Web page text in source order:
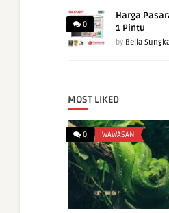
0
Harga
1 Pintu
by Bella
MOST LIKED
0 WAWASAN